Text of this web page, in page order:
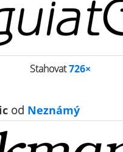
Stahovat726×
od Neznámý